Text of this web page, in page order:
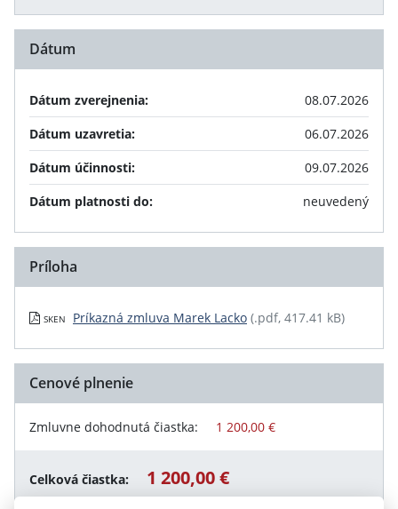
Dátum
Dátum zverejnenia:
08.07.2026
Dátum uzavretia:
06.07.2026
Dátum účinnosti:
09.07.2026
Dátum platnosti do:
neuvedený
Príloha
SKEN Príkazná zmluva Marek Lacko (.pdf, 417.41 kB)
Cenové plnenie
Zmluvne dohodnutá čiastka: 1 200,00 €
Celková čiastka: 1 200,00 €